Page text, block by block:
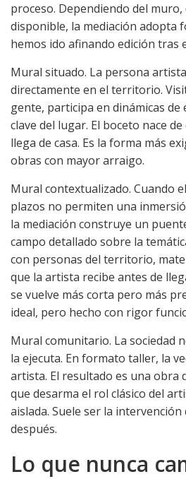
proceso. Dependiendo del
disponible, la mediación adopta
hemos ido afinando edición tras
Mural situado. La persona
directamente en el territorio.
gente, participa en dinámicas de
clave del lugar. El boceto nace
llega de casa. Es la forma más
obras con mayor arraigo.
Mural contextualizado. Cuando
plazos no permiten una
la mediación construye un
campo detallado sobre la
con personas del territorio,
que la artista recibe antes de
se vuelve más corta pero más
ideal, pero hecho con rigor
Mural comunitario. La sociedad
la ejecuta. En formato taller, la
artista. El resultado es una obra
que desarma el rol clásico del
aislada. Suele ser la intervención
después.
Lo que nunca